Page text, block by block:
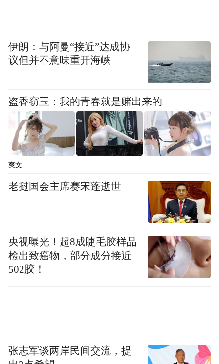
伊朗：与阿曼“接近”达成协
议但并不意味重开海峡
盗香窃玉：我的青春就是赌出来的
爽文
老挝国会主席赛宋蓬逝世
央视曝光！超8成睫毛胶样品
检出致癌物，部分成分接近
502胶！
张志军谈两岸民间交流，提